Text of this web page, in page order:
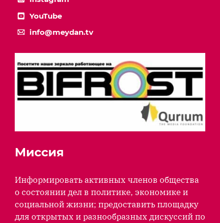
YouTube
info@meydan.tv
Миссия
Информировать активных членов общества
о состоянии дел в политике, экономике и
социальной жизни; предоставить площадку
для открытых и разнообразных дискуссий по